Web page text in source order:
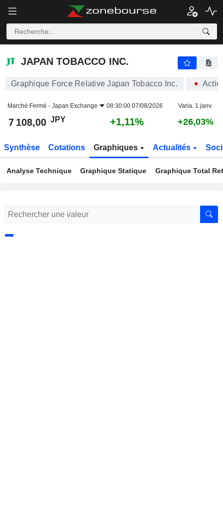
JAPAN TOBACCO INC.
JAPAN TOBACCO INC.
Graphique Force Relative Japan Tobacco Inc.
Marché Fermé - Japan Exchange 08:30:00 07/08/2026 Varia. 1 janv.
7 108,00 JPY +1,11% +26,03%
Synthèse Cotations Graphiques Actualités
Analyse Technique Graphique Statique Graphique Total